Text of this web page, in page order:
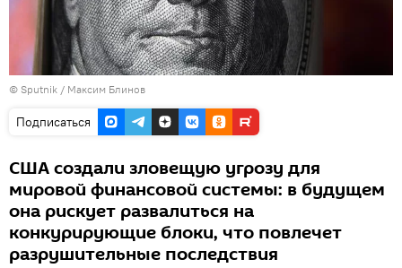
© Sputnik / Максим Блинов
Подписаться
США создали зловещую угрозу для
мировой финансовой системы: в будущем
она рискует развалиться на
конкурирующие блоки, что повлечет
разрушительные последствия